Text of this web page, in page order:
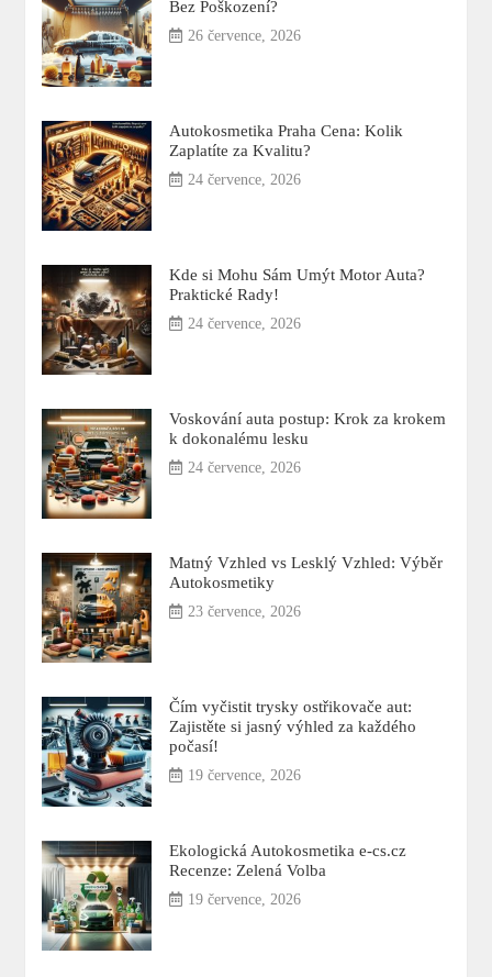
Bez Poškození?
26 července, 2026
Autokosmetika Praha Cena: Kolik
Zaplatíte za Kvalitu?
24 července, 2026
Kde si Mohu Sám Umýt Motor Auta?
Praktické Rady!
24 července, 2026
Voskování auta postup: Krok za krokem
k dokonalému lesku
24 července, 2026
Matný Vzhled vs Lesklý Vzhled: Výběr
Autokosmetiky
23 července, 2026
Čím vyčistit trysky ostřikovače aut:
Zajistěte si jasný výhled za každého
počasí!
19 července, 2026
Ekologická Autokosmetika e-cs.cz
Recenze: Zelená Volba
19 července, 2026